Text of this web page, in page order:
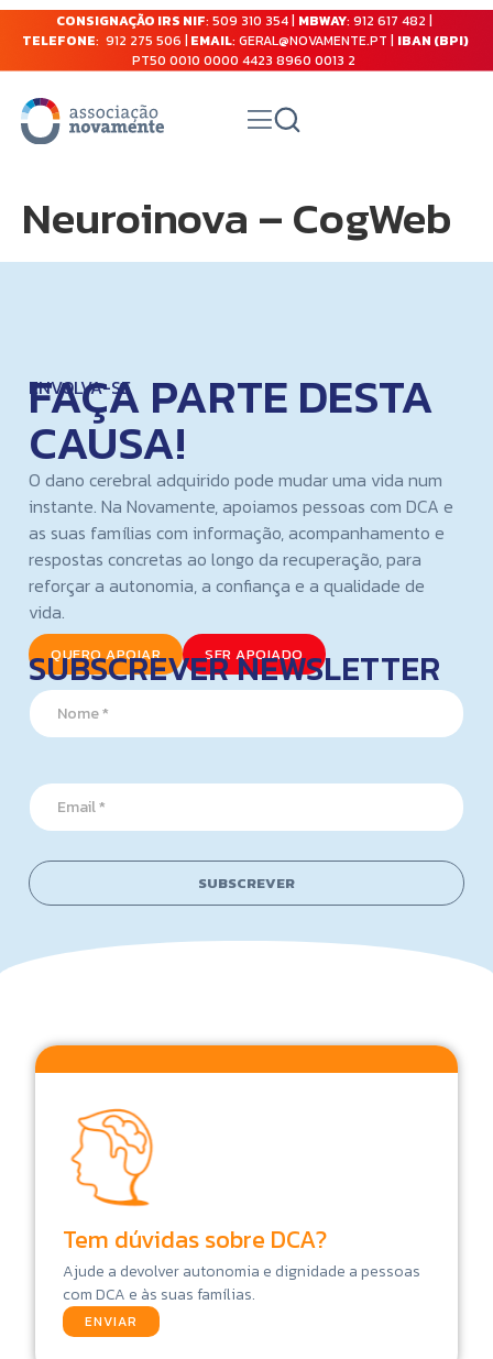
CONSIGNAÇÃO IRS NIF: 509 310 354 | MBWAY: 912 617 482 |
TELEFONE: 912 275 506 | EMAIL: GERAL@NOVAMENTE.PT | IBAN (BPI)
PT50 0010 0000 4423 8960 0013 2
Neuroinova – CogWeb
ENVOLVA-SE
FAÇA PARTE DESTA
CAUSA!
O dano cerebral adquirido pode mudar uma vida num
instante. Na Novamente, apoiamos pessoas com DCA e
as suas famílias com informação, acompanhamento e
respostas concretas ao longo da recuperação, para
reforçar a autonomia, a confiança e a qualidade de
vida.
QUERO APOIAR SER APOIADO
SUBSCREVER NEWSLETTER
*
*
N
e
N
a
m
E
m
a
l
*
SUBSCREVER
Tem dúvidas sobre DCA?
Ajude a devolver autonomia e dignidade a pessoas
com DCA e às suas famílias.
ENVIAR